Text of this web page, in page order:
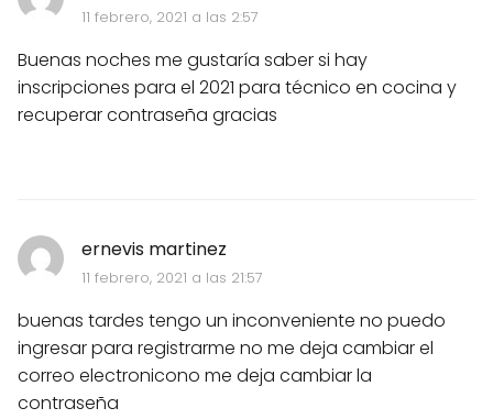
11 febrero, 2021 a las 2:57
Buenas noches me gustaría saber si hay
inscripciones para el 2021 para técnico en cocina y
recuperar contraseña gracias
ernevis martinez
11 febrero, 2021 a las 21:57
buenas tardes tengo un inconveniente no puedo
ingresar para registrarme no me deja cambiar el
correo electronicono me deja cambiar la
contraseña